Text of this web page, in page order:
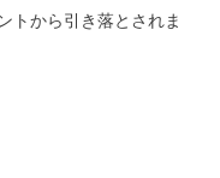
トから引き落とされま